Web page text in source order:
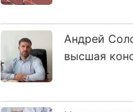
Андрей
высшая